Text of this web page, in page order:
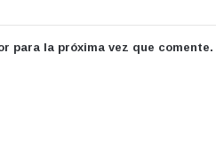
para la próxima vez que comente.